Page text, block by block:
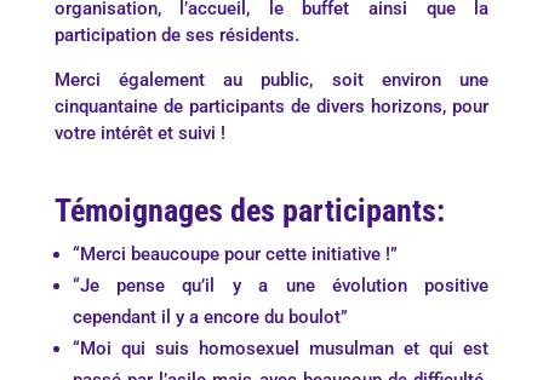
organisation, l’accueil, le buffet ainsi que la
participation de ses résidents.
Merci également au public, soit environ une
cinquantaine de participants de divers horizons, pour
votre intérêt et suivi !
Témoignages des participants:
“Merci beaucoupe pour cette initiative !”
“Je pense qu’il y a une évolution positive
cependant il y a encore du boulot”
“Moi qui suis homosexuel musulman et qui est